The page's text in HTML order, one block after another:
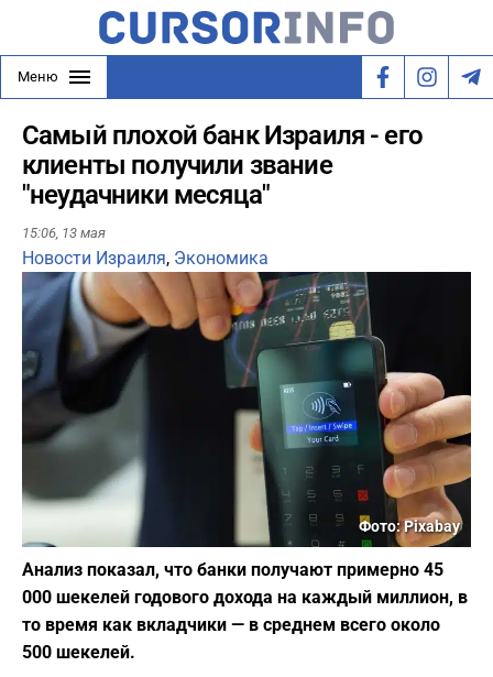
Меню
Самый плохой банк Израиля - его
клиенты получили звание
"неудачники месяца"
15:06, 13 мая
Новости Израиля, Экономика
Фото: Pixabay
Анализ показал, что банки получают примерно 45
000 шекелей годового дохода на каждый миллион, в
то время как вкладчики — в среднем всего около
500 шекелей.